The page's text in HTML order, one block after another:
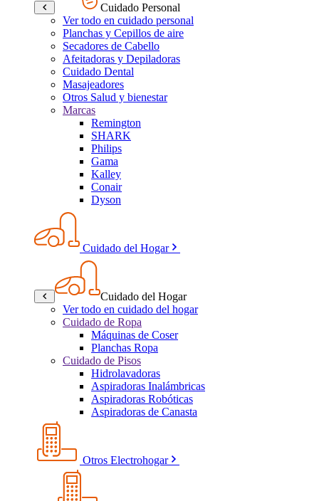
Cuidado Personal
Ver todo en cuidado personal
Planchas y Cepillos de aire
Secadores de Cabello
Afeitadoras y Depiladoras
Cuidado Dental
Masajeadores
Otros Salud y bienestar
Marcas
Remington
SHARK
Philips
Gama
Kalley
Conair
Dyson
Cuidado del Hogar
Cuidado del Hogar
Ver todo en cuidado del hogar
Cuidado de Ropa
Máquinas de Coser
Planchas Ropa
Cuidado de Pisos
Hidrolavadoras
Aspiradoras Inalámbricas
Aspiradoras Robóticas
Aspiradoras de Canasta
Otros Electrohogar